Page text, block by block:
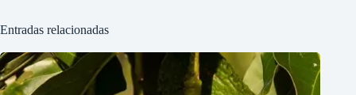
Entradas relacionadas